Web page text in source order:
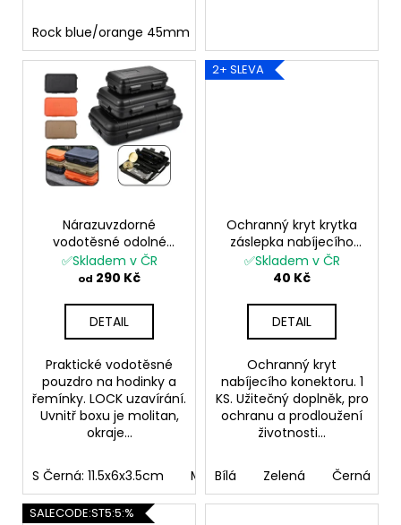
Rock blue/orange 45mm
Nárazuvzdorné
vodotěsné odolné
pouzdro box PVC
plastový organizér
hodinky příslušenství
✅Skladem v ČR
od 290 Kč
DETAIL
Praktické vodotěsné
pouzdro na hodinky a
řemínky. LOCK uzavírání.
Uvnitř boxu je molitan,
okraje...
S Černá: 11.5x6x3.5cm M Černá: 16.5x10.5x5cm L
2+ SLEVA
Ochranný kryt krytka
záslepka nabíjecího
konektoru pro Garmin
Fenix Epix 2 PRO Tactix
✅Skladem v ČR
40 Kč
DETAIL
Ochranný kryt
nabíjecího konektoru. 1
KS. Užitečný doplněk, pro
ochranu a prodloužení
životnosti...
Bílá Zelená Černá
SALECODE:ST5:5:%